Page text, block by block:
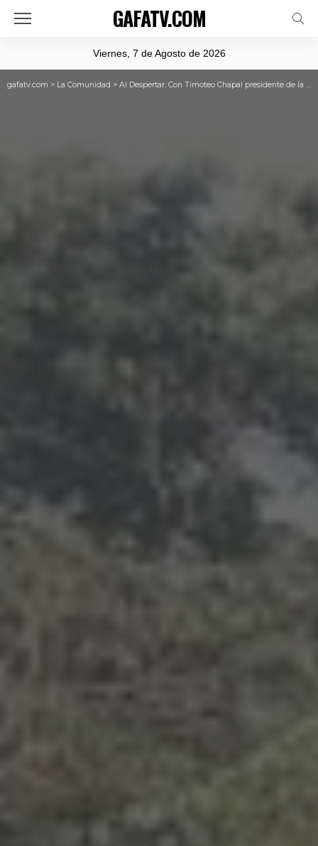
GAFATV.COM
Viernes, 7 de Agosto de 2026
gafatv.com > La Comunidad > Al Despertar. Con Timoteo Chapal presidente de la comunidad Cofán Dureno en el Cantón Lago Agrio.